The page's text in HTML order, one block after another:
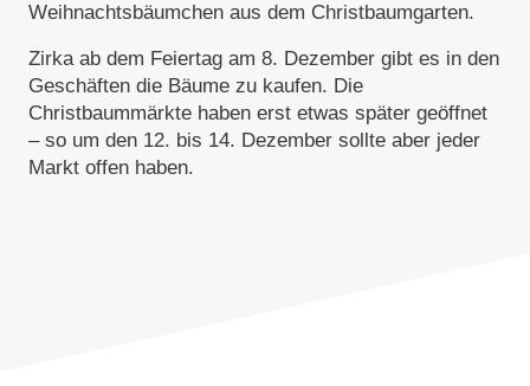
Weihnachtsbäumchen aus dem Christbaumgarten.
Zirka ab dem Feiertag am 8. Dezember gibt es in den
Geschäften die Bäume zu kaufen. Die
Christbaummärkte haben erst etwas später geöffnet
– so um den 12. bis 14. Dezember sollte aber jeder
Markt offen haben.